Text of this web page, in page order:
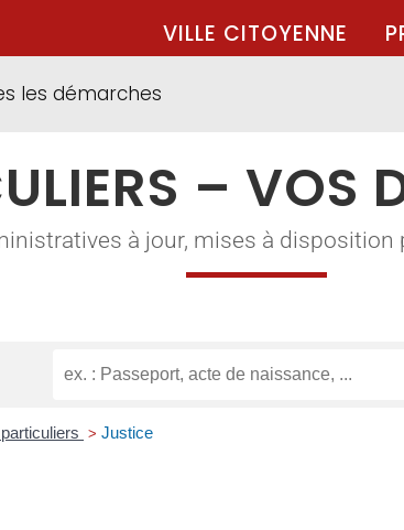
VILLE CITOYENNE
les démarches
– VOS
à jour, mises à disposition
> Justice